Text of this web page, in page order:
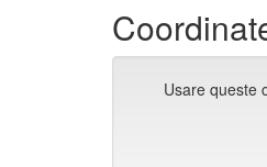
Usare queste